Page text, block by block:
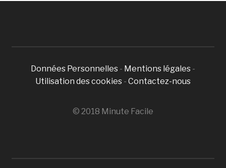
Données Personnelles - Mentions légales -
Utilisation des cookies - Contactez-nous
© 2018 Minute Facile